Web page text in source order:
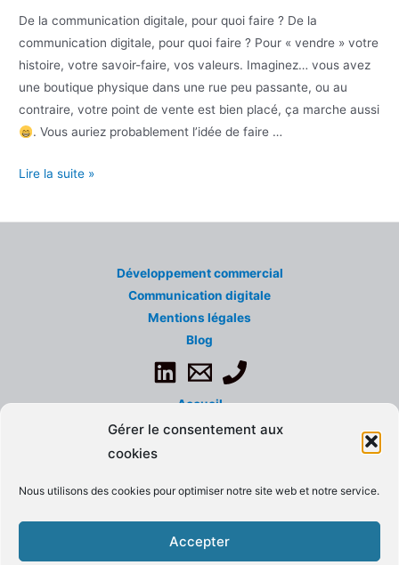
Gérer le consentement aux
cookies
Nous utilisons des cookies pour optimiser notre site web et notre service.
Accepter
De la communication digitale, pour quoi faire ? De la
communication digitale, pour quoi faire ? Pour « vendre » votre
histoire, votre savoir-faire, vos valeurs. Imaginez… vous avez
une boutique physique dans une rue peu passante, ou au
contraire, votre point de vente est bien placé, ça marche aussi
. Vous auriez probablement l’idée de faire …
Lire la suite »
Développement commercial
Communication digitale
Mentions légales
Blog
Accueil
A propos de...
CGU